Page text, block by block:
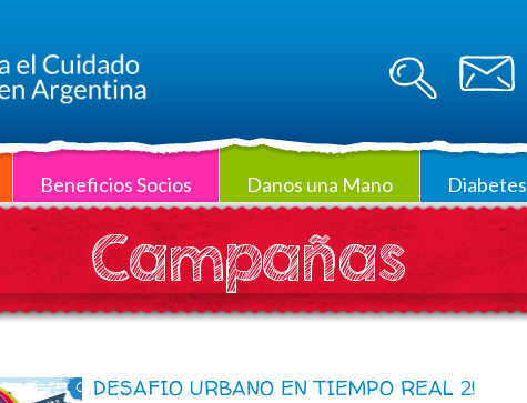
Beneficios Socios Danos una Mano Diabetes
Campañas
DESAFIO URBANO EN TIEMPO REAL 2!